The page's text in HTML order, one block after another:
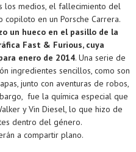
los medios, el fallecimiento del
copiloto en un Porsche Carrera.
un hueco en el pasillo de la
Fast & Furious, cuya
enero de 2014. Una serie de
ingredientes sencillos, como son
junto con aventuras de robos,
fue la química especial que
y Vin Diesel, lo que hizo de
dentro del género.
a compartir plano.